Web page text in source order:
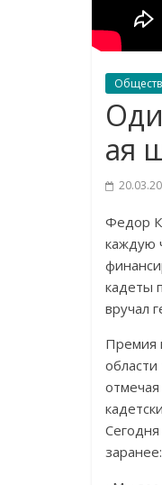
ая
Федор
каждую
кадеты
вручал
Премия
заранее: